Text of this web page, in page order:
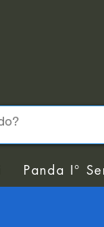
Panda I°